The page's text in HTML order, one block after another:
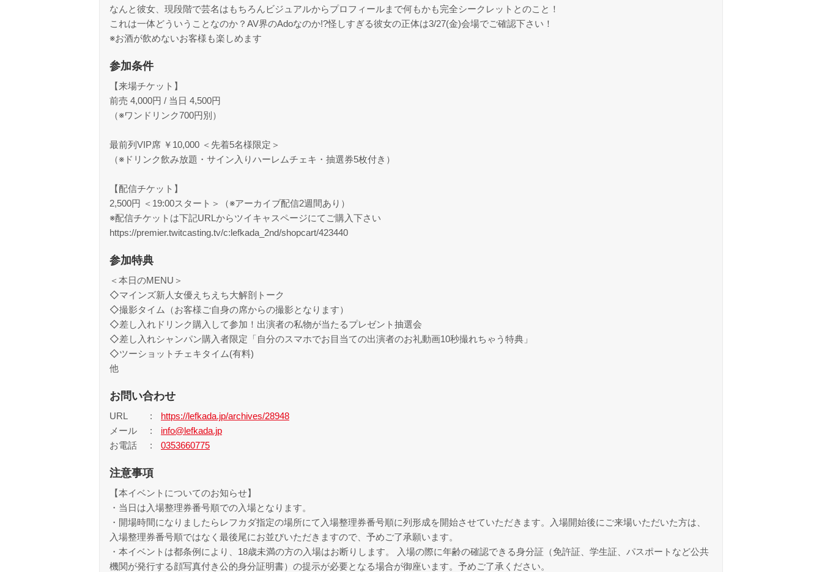
なんと彼女、現段階で芸名はもちろんビジュアルからプロフィールまで何もかも完全シークレットとのこと！
これは一体どういうことなのか？AV界のAdoなのか!?怪しすぎる彼女の正体は3/27(金)会場でご確認下さい！
※お酒が飲めないお客様も楽しめます
参加条件
【来場チケット】
前売 4,000円 / 当日 4,500円
（※ワンドリンク700円別）
最前列VIP席 ￥10,000 ＜先着5名様限定＞
（※ドリンク飲み放題・サイン入りハーレムチェキ・抽選券5枚付き）
【配信チケット】
2,500円 ＜19:00スタート＞（※アーカイブ配信2週間あり）
※配信チケットは下記URLからツイキャスページにてご購入下さい
https://premier.twitcasting.tv/c:lefkada_2nd/shopcart/423440
参加特典
＜本日のMENU＞
◇マインズ新人女優えちえち大解剖トーク
◇撮影タイム（お客様ご自身の席からの撮影となります）
◇差し入れドリンク購入して参加！出演者の私物が当たるプレゼント抽選会
◇差し入れシャンパン購入者限定「自分のスマホでお目当ての出演者のお礼動画10秒撮れちゃう特典」
◇ツーショットチェキタイム(有料)
他
お問い合わせ
URL
https://lefkada.jp/archives/28948
メール
info@lefkada.jp
お電話
0353660775
注意事項
【本イベントについてのお知らせ】
・当日は入場整理券番号順での入場となります。
・開場時間になりましたらレフカダ指定の場所にて入場整理券番号順に列形成を開始させていただきます。入場開始後にご来場いただいた方は、
入場整理券番号順ではなく最後尾にお並びいただきますので、予めご了承願います。
・本イベントは都条例により、18歳未満の方の入場はお断りします。 入場の際に年齢の確認できる身分証（免許証、学生証、パスポートなど公共
機関が発行する顔写真付き公的身分証明書）の提示が必要となる場合が御座います。予めご了承ください。